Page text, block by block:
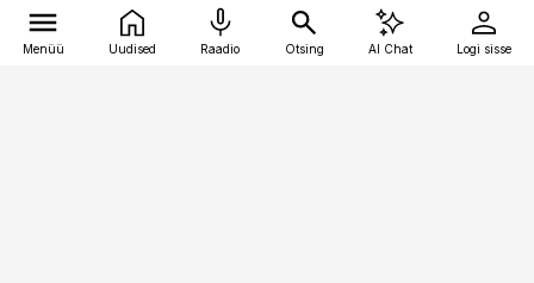
Menüü Uudised Raadio Otsing AI Chat Logi sisse